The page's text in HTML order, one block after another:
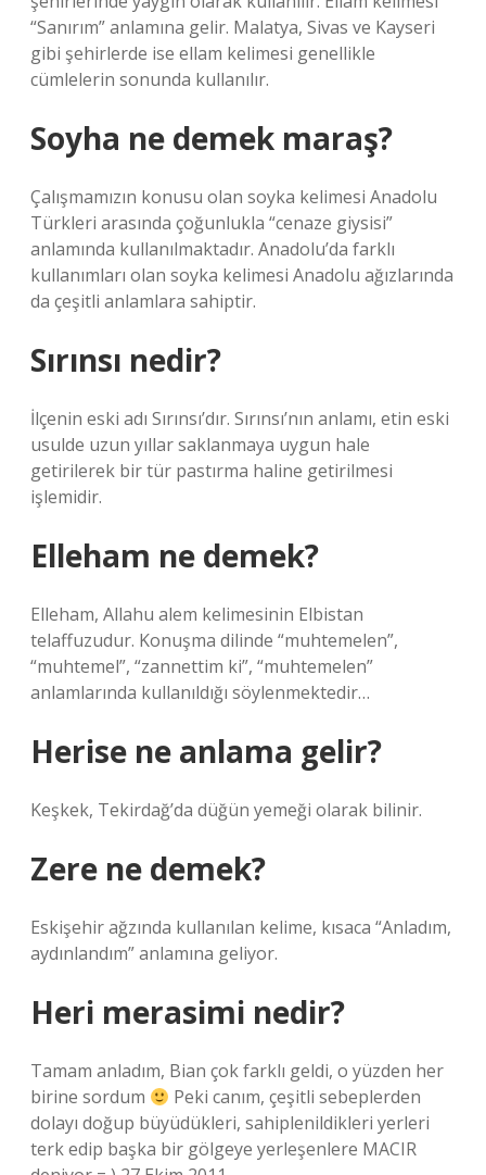
“Sanırım” anlamına gelir. Malatya, Sivas ve Kayseri
gibi şehirlerde ise ellam kelimesi genellikle
cümlelerin sonunda kullanılır.
Soyha ne demek maraş?
Çalışmamızın konusu olan soyka kelimesi Anadolu
Türkleri arasında çoğunlukla “cenaze giysisi”
anlamında kullanılmaktadır. Anadolu’da farklı
kullanımları olan soyka kelimesi Anadolu ağızlarında
da çeşitli anlamlara sahiptir.
Sırınsı nedir?
İlçenin eski adı Sırınsı’dır. Sırınsı’nın anlamı, etin eski
usulde uzun yıllar saklanmaya uygun hale
getirilerek bir tür pastırma haline getirilmesi
işlemidir.
Elleham ne demek?
Elleham, Allahu alem kelimesinin Elbistan
telaffuzudur. Konuşma dilinde “muhtemelen”,
“muhtemel”, “zannettim ki”, “muhtemelen”
anlamlarında kullanıldığı söylenmektedir…
Herise ne anlama gelir?
Keşkek, Tekirdağ’da düğün yemeği olarak bilinir.
Zere ne demek?
Eskişehir ağzında kullanılan kelime, kısaca “Anladım,
aydınlandım” anlamına geliyor.
Heri merasimi nedir?
Tamam anladım, Bian çok farklı geldi, o yüzden her
birine sordum
Peki canım, çeşitli sebeplerden
dolayı doğup büyüdükleri, sahiplenildikleri yerleri
terk edip başka bir gölgeye yerleşenlere MACIR